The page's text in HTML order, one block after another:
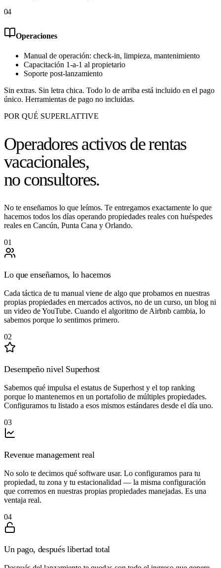
04
Operaciones
Manual de operación: check-in, limpieza, mantenimiento
Capacitación 1-a-1 al propietario
Soporte post-lanzamiento
Sin extras. Sin letra chica. Todo lo de arriba está incluido en el pago
único. Herramientas de pago no incluidas.
POR QUÉ SUPERLATTIVE
Operadores activos de rentas
vacacionales,
no consultores.
No te enseñamos lo que leímos. Te entregamos exactamente lo que
hacemos todos los días operando propiedades reales con huéspedes
reales en Cancún, Punta Cana y Orlando.
01
Lo que enseñamos, lo hacemos
Cada táctica de tu manual viene de algo que probamos en nuestras
propias propiedades en mercados activos, no de un curso, un blog ni
un video de YouTube. Cuando el algoritmo de Airbnb cambia, lo
sabemos porque lo sentimos primero.
02
Desempeño nivel Superhost
Sabemos qué impulsa el estatus de Superhost y el top ranking
porque lo mantenemos en un portafolio de múltiples propiedades.
Configuramos tu listado a esos mismos estándares desde el día uno.
03
Revenue management real
No solo te decimos qué software usar. Lo configuramos para tu
propiedad, tu zona y tu estacionalidad — la misma configuración
que corremos en nuestras propias propiedades manejadas. Es una
ventaja real.
04
Un pago, después libertad total